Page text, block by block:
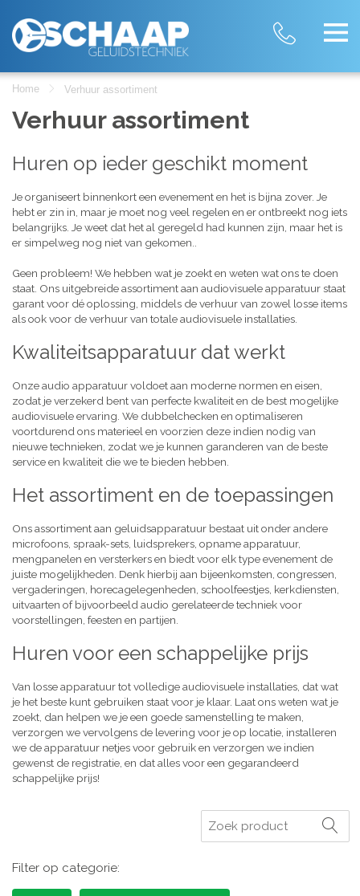
Home Verhuur assortiment
Verhuur assortiment
Huren op ieder geschikt moment
Je organiseert binnenkort een evenement en het is bijna zover. Je
hebt er zin in, maar je moet nog veel regelen en er ontbreekt nog iets
belangrijks. Je weet dat het al geregeld had kunnen zijn, maar het is
er simpelweg nog niet van gekomen..
Geen probleem! We hebben wat je zoekt en weten wat ons te doen
staat. Ons uitgebreide assortiment aan audiovisuele apparatuur staat
garant voor dé oplossing, middels de verhuur van zowel losse items
als ook voor de verhuur van totale audiovisuele installaties.
Kwaliteitsapparatuur dat werkt
Onze audio apparatuur voldoet aan moderne normen en eisen,
zodat je verzekerd bent van perfecte kwaliteit en de best mogelijke
audiovisuele ervaring. We dubbelchecken en optimaliseren
voortdurend ons materieel en voorzien deze indien nodig van
nieuwe technieken, zodat we je kunnen garanderen van de beste
service en kwaliteit die we te bieden hebben.
Het assortiment en de toepassingen
Ons assortiment aan geluidsapparatuur bestaat uit onder andere
microfoons, spraak-sets, luidsprekers, opname apparatuur,
mengpanelen en versterkers en biedt voor elk type evenement de
juiste mogelijkheden. Denk hierbij aan bijeenkomsten, congressen,
vergaderingen, horecagelegenheden, schoolfeestjes, kerkdiensten,
uitvaarten of bijvoorbeeld audio gerelateerde techniek voor
voorstellingen, feesten en partijen.
Huren voor een schappelijke prijs
Van losse apparatuur tot volledige audiovisuele installaties, dat wat
je het beste kunt gebruiken staat voor je klaar. Laat ons weten wat je
zoekt, dan helpen we je een goede samenstelling te maken,
verzorgen we vervolgens de levering voor je op locatie, installeren
we de apparatuur netjes voor gebruik en verzorgen we indien
gewenst de registratie, en dat alles voor een gegarandeerd
schappelijke prijs!
Zoeken
Filter op categorie: